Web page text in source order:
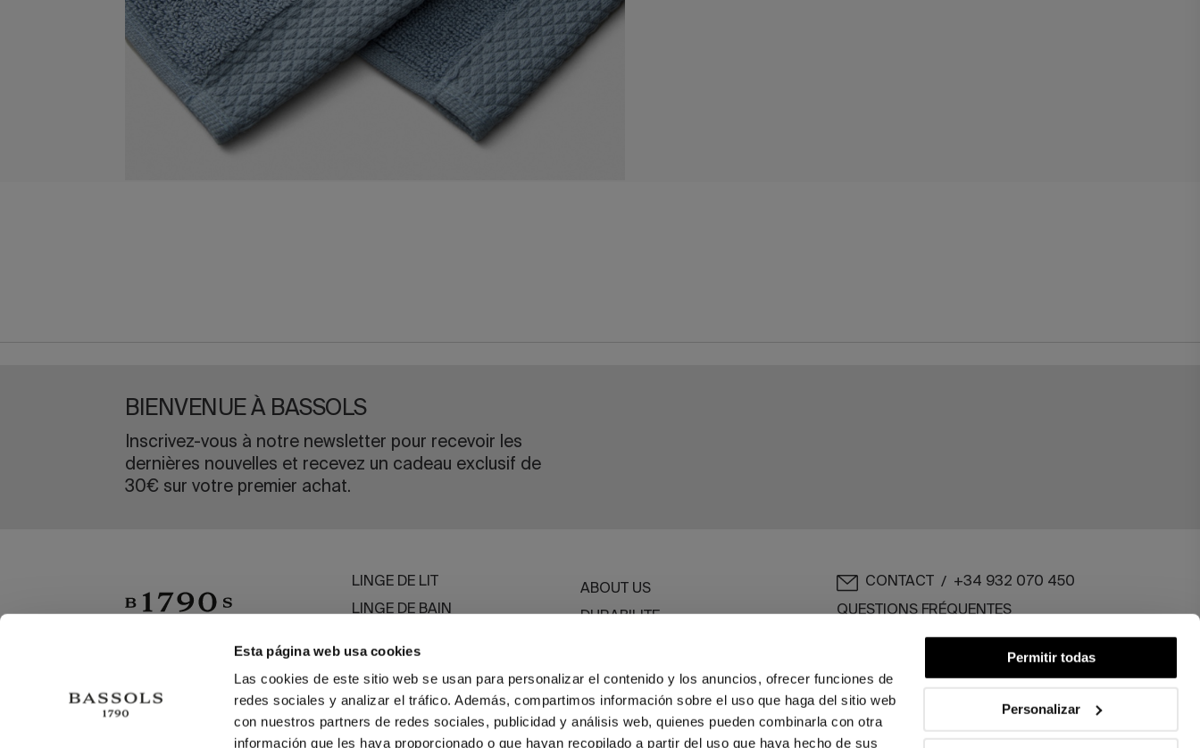
Esta página web usa cookies
Las cookies de este sitio web se usan para personalizar el contenido y los anuncios, ofrecer funciones de
redes sociales y analizar el tráfico. Además, compartimos información sobre el uso que haga del sitio web
con nuestros partners de redes sociales, publicidad y análisis web, quienes pueden combinarla con otra
información que les haya proporcionado o que hayan recopilado a partir del uso que haya hecho de sus
Permitir todas
Personalizar
BIENVENUE À BASSOLS
Inscrivez-vous à notre newsletter pour recevoir les
dernières nouvelles et recevez un cadeau exclusif de
30€ sur votre premier achat.
LINGE DE LIT
LINGE DE BAIN
OUTLET
ABOUT US
DURABILITE
CONTACT / +34 932 070 450
QUESTIONS FRÉQUENTES
EXPÉDITION ET RETOURS
ENGLISH ESPAÑOL / FRANÇAIS